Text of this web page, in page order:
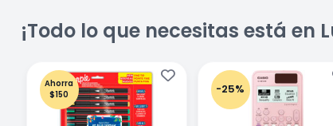
¡Todo lo que necesitas está en
Ahorra
$150
-25%